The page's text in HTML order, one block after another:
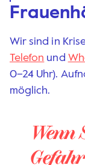
Wir sind in
Telefon und
0–24 Uhr).
möglich.
Wenn